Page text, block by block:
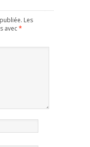
Les
avec*